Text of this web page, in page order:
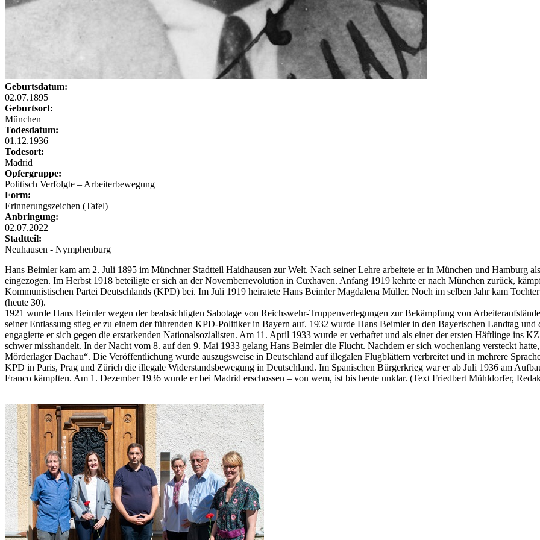
Geburtsdatum:
02.07.1895
Geburtsort:
München
Todesdatum:
01.12.1936
Todesort:
Madrid
Opfergruppe:
Politisch Verfolgte – Arbeiterbewegung
Form:
Erinnerungszeichen (Tafel)
Anbringung:
02.07.2022
Stadtteil:
Neuhausen - Nymphenburg
Hans Beimler kam am 2. Juli 1895 im Münchner Stadtteil Haidhausen zur Welt. Nach seiner Lehre arbeitete er in München und Hamburg
eingezogen. Im Herbst 1918 beteiligte er sich an der Novemberrevolution in Cuxhaven. Anfang 1919 kehrte er nach München zurück,
Kommunistischen Partei Deutschlands (KPD) bei. Im Juli 1919 heiratete Hans Beimler Magdalena Müller. Noch im selben Jahr kam
(heute 30).
1921 wurde Hans Beimler wegen der beabsichtigten Sabotage von Reichswehr-Truppenverlegungen zur Bekämpfung von
seiner Entlassung stieg er zu einem der führenden KPD-Politiker in Bayern auf. 1932 wurde Hans Beimler in den Bayerischen Landtag
engagierte er sich gegen die erstarkenden Nationalsozialisten. Am 11. April 1933 wurde er verhaftet und als einer der ersten Häftlinge ins
schwer misshandelt. In der Nacht vom 8. auf den 9. Mai 1933 gelang Hans Beimler die Flucht. Nachdem er sich wochenlang versteckt
Mörderlager Dachau“. Die Veröffentlichung wurde auszugsweise in Deutschland auf illegalen Flugblättern verbreitet und in mehrere
KPD in Paris, Prag und Zürich die illegale Widerstandsbewegung in Deutschland. Im Spanischen Bürgerkrieg war er ab Juli 1936 am
Franco kämpften. Am 1. Dezember 1936 wurde er bei Madrid erschossen – von wem, ist bis heute unklar. (Text Friedbert Mühldorfer,